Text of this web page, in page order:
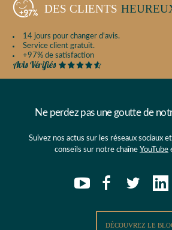
DES CLIENTS
14 jours pour changer d'avis.
Service client gratuit.
+97% de satisfaction
Ne perdez pas une goutte de
Suivez nos actus sur les réseaux sociaux
conseils sur notre chaîne YouTube
DÉCOUVREZ LE